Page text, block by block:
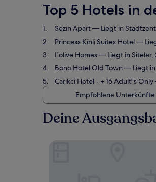
Top 5 Hotels in
Sezin Apart— Liegt in
Princess Kinli Suites Hotel—
L'olive Homes— Liegt in Siteler,
Bono Hotel Old Town— Liegt in
Carikci Hotel - + 16 Adult"s Only
Empfohlene Unterkünfte
Deine